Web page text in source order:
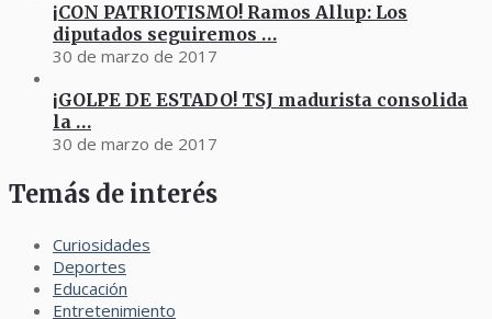
¡CON PATRIOTISMO! Ramos Allup: Los
diputados seguiremos …
30 de marzo de 2017
¡GOLPE DE ESTADO! TSJ madurista consolida
la …
30 de marzo de 2017
Temás de interés
Curiosidades
Deportes
Educación
Entretenimiento